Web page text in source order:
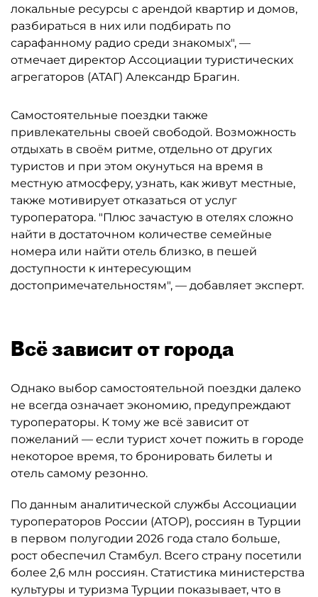
локальные ресурсы с арендой квартир и домов,
разбираться в них или подбирать по
сарафанному радио среди знакомых", —
отмечает директор Ассоциации туристических
агрегаторов (АТАГ) Александр Брагин.
Самостоятельные поездки также
привлекательны своей свободой. Возможность
отдыхать в своём ритме, отдельно от других
туристов и при этом окунуться на время в
местную атмосферу, узнать, как живут местные,
также мотивирует отказаться от услуг
туроператора. "Плюс зачастую в отелях сложно
найти в достаточном количестве семейные
номера или найти отель близко, в пешей
доступности к интересующим
достопримечательностям", — добавляет эксперт.
Всё зависит от города
Однако выбор самостоятельной поездки далеко
не всегда означает экономию, предупреждают
туроператоры. К тому же всё зависит от
пожеланий — если турист хочет пожить в городе
некоторое время, то бронировать билеты и
отель самому резонно.
По данным аналитической службы Ассоциации
туроператоров России (АТОР), россиян в Турции
в первом полугодии 2026 года стало больше,
рост обеспечил Стамбул. Всего страну посетили
более 2,6 млн россиян. Статистика министерства
культуры и туризма Турции показывает, что в